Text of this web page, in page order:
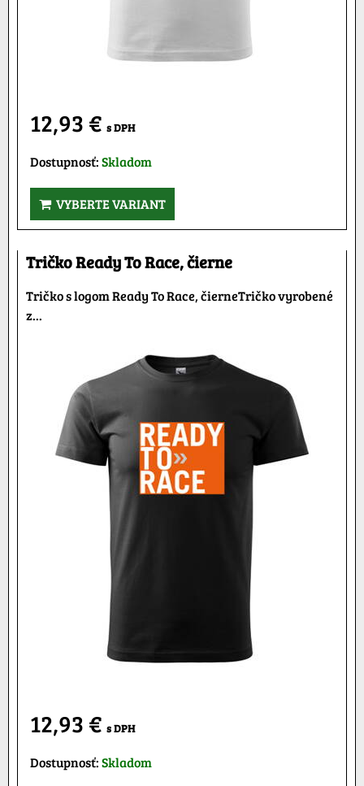
12,93 € s DPH
Dostupnosť:Skladom
VYBERTE VARIANT
Tričko Ready To Race, čierne
Tričko s logom Ready To Race, čierneTričko vyrobené
z...
12,93 € s DPH
Dostupnosť:Skladom